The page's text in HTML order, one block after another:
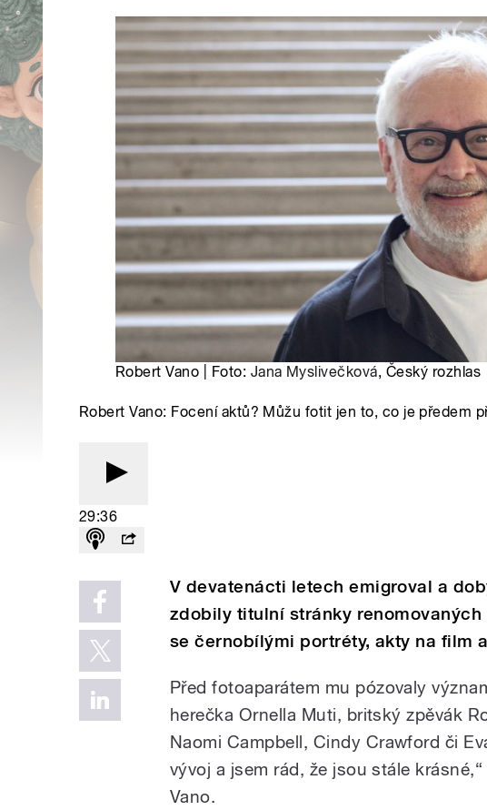
Robert Vano | Foto: Jana Myslivečková, Český rozhlas
Robert Vano: Focení aktů? Můžu fotit jen to, co je předem
29:36
V devatenácti letech emigroval a
zdobily titulní stránky
se černobílými portréty, akty na film
Před fotoaparátem mu pózovaly
herečka Ornella Muti, britský zpěvák
Naomi Campbell, Cindy Crawford či
vývoj a jsem rád, že jsou stále
Vano.